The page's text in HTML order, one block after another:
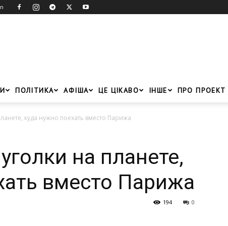
ПОЛІТИКА АФІША ЦЕ ЦІКАВО ІНШЕ ПРО ПРОЕКТ
куда нужно поехать вместо Парижа
на планете,
вместо Парижа
0
194